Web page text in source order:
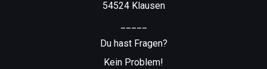
54524 Klausen
Du hast Fragen?
Kein Problem!